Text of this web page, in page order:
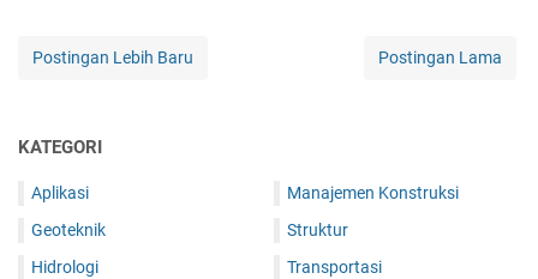
Postingan Lebih Baru Postingan Lama
KATEGORI
Aplikasi
Geoteknik
Hidrologi
Manajemen Konstruksi
Struktur
Transportasi